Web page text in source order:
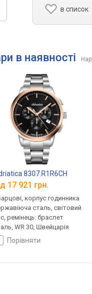
в список
в наявності
8307.R1R6CH
17 921 грн.
корпус годинника
сталь, світовий
ремінець: браслет
WR 30, Швейцарія
порівняти